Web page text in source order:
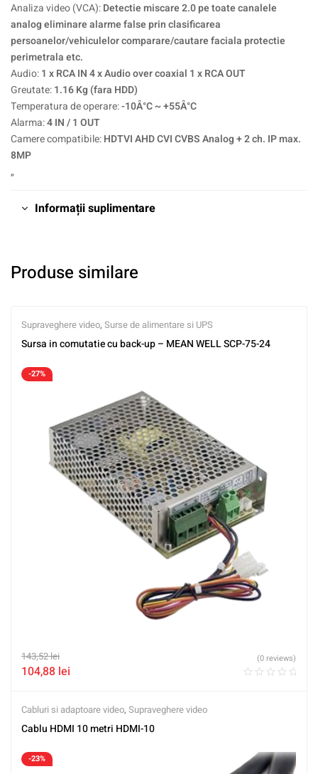
Analiza video (VCA):Detectie miscare 2.0 pe toate canalele
analog eliminare alarme false prin clasificarea
persoanelor/vehiculelor comparare/cautare faciala protectie
perimetrala etc.
Audio:1 x RCA IN 4 x Audio over coaxial 1 x RCA OUT
Greutate:1.16 Kg (fara HDD)
Temperatura de operare:-10Â°C ~ +55Â°C
Alarma:4 IN / 1 OUT
Camere compatibile:HDTVI AHD CVI CVBS Analog + 2 ch. IP max.
8MP
„
Informații suplimentare
Produse similare
Supraveghere video, Surse de alimentare si UPS
Sursa in comutatie cu back-up – MEAN WELL SCP-75-24
-27%
143,52lei
104,88 lei
(0 reviews)
Cabluri si adaptoare video, Supraveghere video
Cablu HDMI 10 metri HDMI-10
-23%